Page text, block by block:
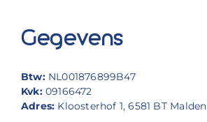
Gegevens
Btw: NL001876899B47
Kvk:09166472
Adres: Kloosterhof 1, 6581 BT Malden